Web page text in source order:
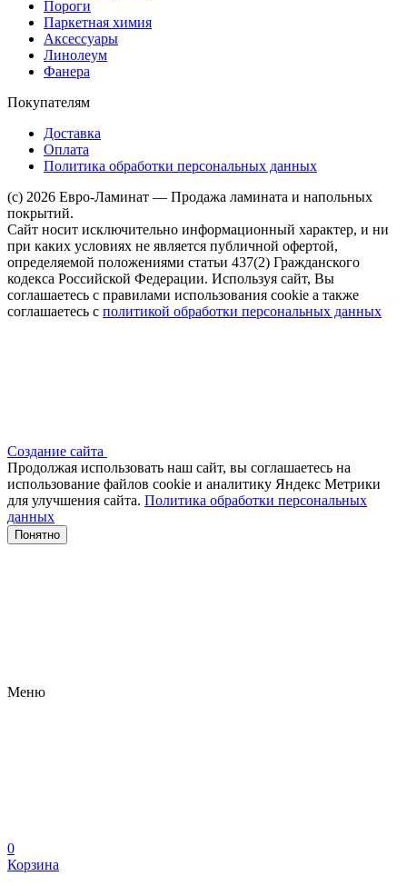
Пороги
Паркетная химия
Аксессуары
Линолеум
Фанера
Покупателям
Доставка
Оплата
Политика обработки персональных данных
(c) 2026 Евро-Ламинат — Продажа ламината и напольных
покрытий.
Сайт носит исключительно информационный характер, и ни
при каких условиях не является публичной офертой,
определяемой положениями статьи 437(2) Гражданского
кодекса Российской Федерации. Используя сайт, Вы
соглашаетесь с правилами использования cookie а также
соглашаетесь с политикой обработки персональных данных
Создание сайта
Продолжая использовать наш сайт, вы соглашаетесь на
использование файлов сооkіе и аналитику Яндекс Метрики
для улучшения сайта. Политика обработки персональных
данных
Понятно
Меню
0
Корзина